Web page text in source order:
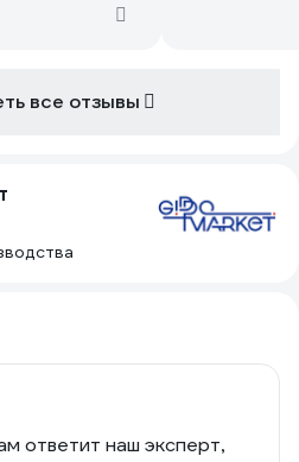
все отзывы
ответит наш эксперт,